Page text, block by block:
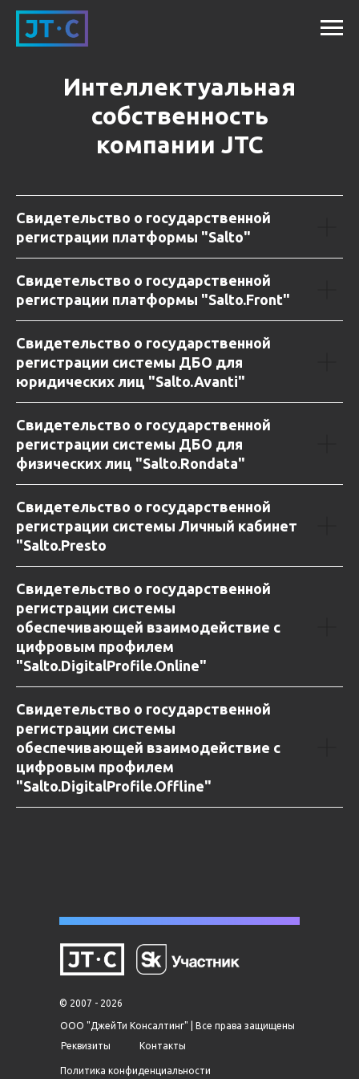
Интеллектуальная
собственность
компании JTC
Свидетельство о государственной
регистрации платформы "Salto"
Свидетельство о государственной
регистрации платформы "Salto.Front"
Свидетельство о государственной
регистрации системы ДБО для
юридических лиц "Salto.Avanti"
Свидетельство о государственной
регистрации системы ДБО для
физических лиц "Salto.Rondata"
Свидетельство о государственной
регистрации системы Личный кабинет
"Salto.Presto
Свидетельство о государственной
регистрации системы
обеспечивающей взаимодействие с
цифровым профилем
"Salto.DigitalProfile.Online"
Свидетельство о государственной
регистрации системы
обеспечивающей взаимодействие с
цифровым профилем
"Salto.DigitalProfile.Offline"
ООО "ДжейТи Консалтинг" | Все права защищены
Политика конфиденциальности
Реквизиты Контакты
© 2007 - 2026